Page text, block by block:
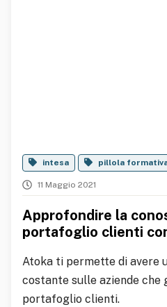
intesa pillola
11 Maggio 2021
Approfondire la
portafoglio clienti
Atoka ti permette di avere
costante sulle aziende che
portafoglio clienti.